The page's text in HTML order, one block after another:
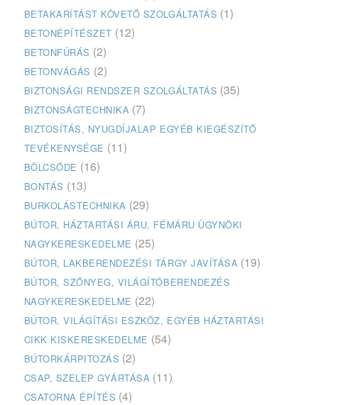
BETAKARÍTÁST KÖVETŐ SZOLGÁLTATÁS (1)
BETONÉPÍTÉSZET (12)
BETONFÚRÁS (2)
BETONVÁGÁS (2)
BIZTONSÁGI RENDSZER SZOLGÁLTATÁS (35)
BIZTONSÁGTECHNIKA (7)
BIZTOSÍTÁS, NYUGDÍJALAP EGYÉB KIEGÉSZÍTŐ
TEVÉKENYSÉGE (11)
BÖLCSŐDE (16)
BONTÁS (13)
BURKOLÁSTECHNIKA (29)
BÚTOR, HÁZTARTÁSI ÁRU, FÉMÁRU ÜGYNÖKI
NAGYKERESKEDELME (25)
BÚTOR, LAKBERENDEZÉSI TÁRGY JAVÍTÁSA (19)
BÚTOR, SZŐNYEG, VILÁGÍTÓBERENDEZÉS
NAGYKERESKEDELME (22)
BÚTOR, VILÁGÍTÁSI ESZKÖZ, EGYÉB HÁZTARTÁSI
CIKK KISKERESKEDELME (54)
BÚTORKÁRPITOZÁS (2)
CSAP, SZELEP GYÁRTÁSA (11)
CSATORNA ÉPÍTÉS (4)